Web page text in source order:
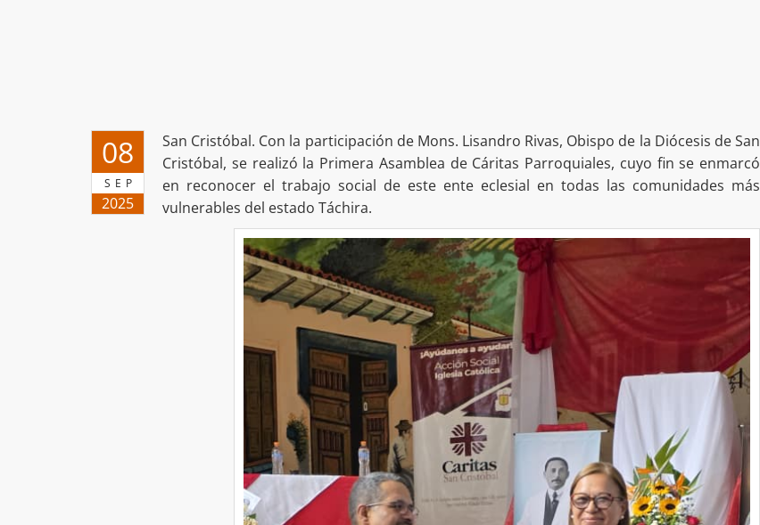
08
SEP
2025
San Cristóbal. Con la participación de Mons. Lisandro Rivas, Obispo de la Diócesis de San
Cristóbal, se realizó la Primera Asamblea de Cáritas Parroquiales, cuyo fin se enmarcó
en reconocer el trabajo social de este ente eclesial en todas las comunidades más
vulnerables del estado Táchira.